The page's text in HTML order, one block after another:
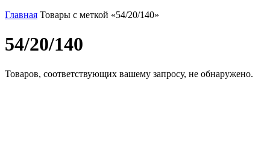
Главная Товары с меткой «54/20/140»
54/20/140
Товаров, соответствующих вашему запросу, не обнаружено.